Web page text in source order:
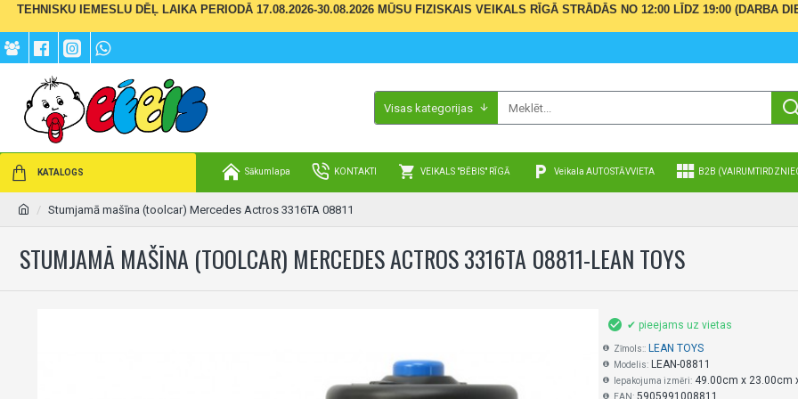
TEHNISKU IEMESLU DĒĻ LAIKA PERIODĀ 17.08.2026-30.08.2026 MŪSU FIZISKAIS VEIKALS RĪGĀ STRĀDĀS NO 12:00 LĪDZ 19:00 (DARBA
Visas kategorijas
KATALOGS Sākumlapa KONTAKTI VEIKALS "BĒBIS" RĪGĀ Veikala AUTOSTĀVVIETA B2B
Stumjamā mašīna (toolcar) Mercedes Actros 3316TA 08811
STUMJAMĀ MAŠĪNA (TOOLCAR) MERCEDES ACTROS 3316TA 08811-LEAN TOYS
✔ pieejams uz vietas
Zīmols:: LEAN TOYS
Modelis: LEAN-08811
Iepakojuma izmēri: 49.00cm x 23.00cm
EAN: 5905991008811